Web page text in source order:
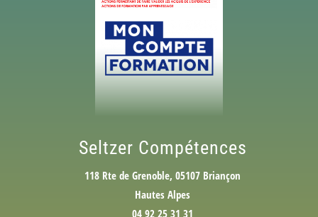
Seltzer Compétences
118 Rte de Grenoble, 05107 Briançon
Hautes Alpes
04 92 25 31 31